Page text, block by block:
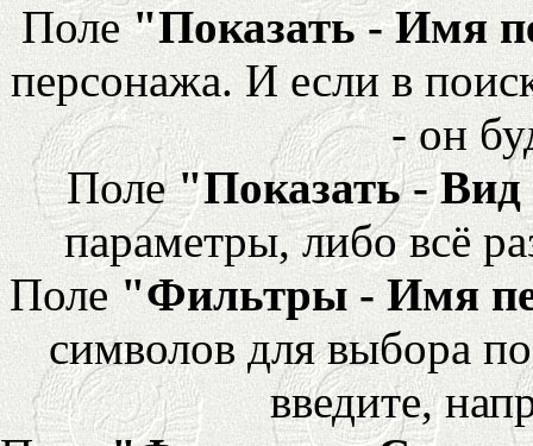
Поле"Показать - Имя
персонажа. И если в
- он
Поле"Показать -
параметры, либо всё
Поле "Фильтры - Имя
символов для выбора
введите,